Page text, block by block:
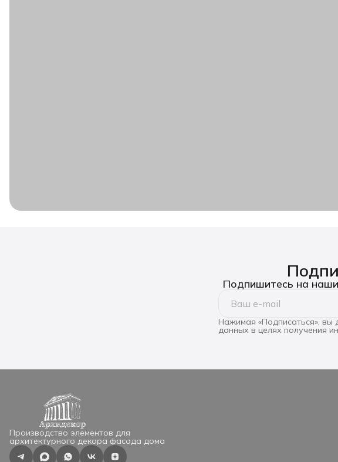
Подпишитесь на
Нажимая «Подписаться», вы
данных в целях получения
Производство элементов для
архитектурного декора фасада дома